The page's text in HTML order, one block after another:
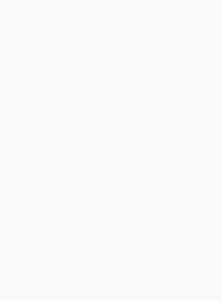
Privacy Policy